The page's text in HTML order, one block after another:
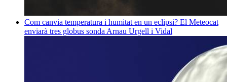
Com canvia temperatura i humitat en un eclipsi? El Meteocat
enviarà tres globus sonda Arnau Urgell i Vidal